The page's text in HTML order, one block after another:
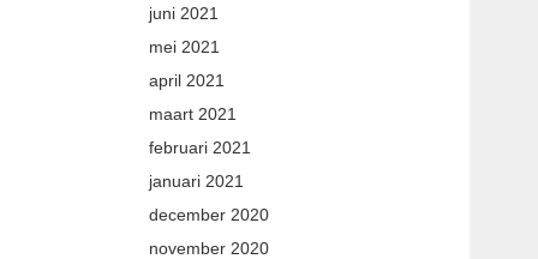
juni 2021
mei 2021
april 2021
maart 2021
februari 2021
januari 2021
december 2020
november 2020